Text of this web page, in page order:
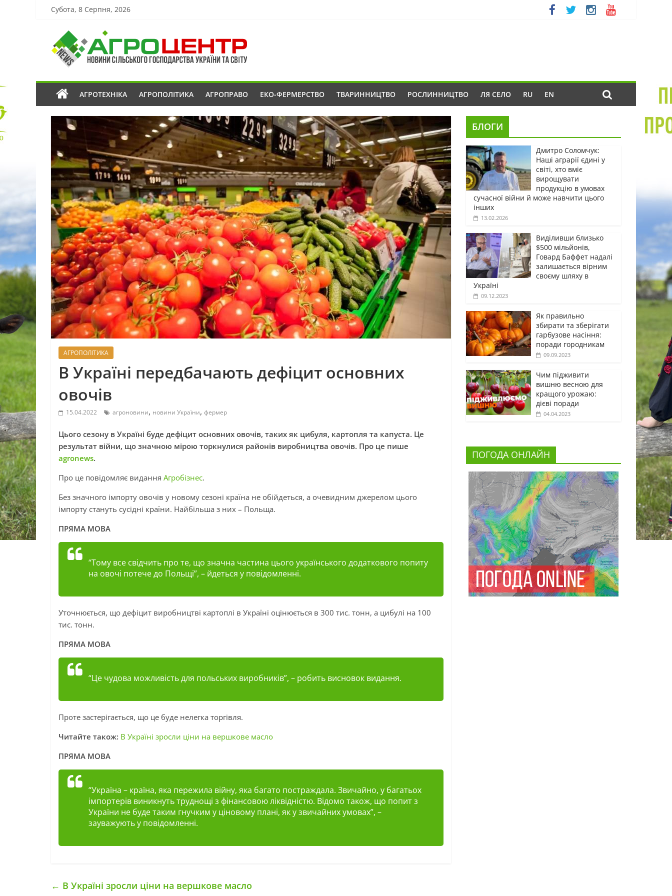
Субота, 8 Серпня, 2026
АГРОТЕХНІКА АГРОПОЛІТИКА АГРОПРАВО ЕКО-ФЕРМЕРСТВО ТВАРИННИЦТВО РОСЛИННИЦТВО ЛЯ СЕЛО RU EN
АГРОПОЛІТИКА
В Україні передбачають дефіцит основних
овочів
15.04.2022 агроновини, новини України, фермер
Цього сезону в Україні буде дефіцит основних овочів, таких як цибуля, картопля та капуста. Це
результат війни, що значною мірою торкнулися районів виробництва овочів. Про це пише
agronews.
Про це повідомляє видання Агробізнес.
Без значного імпорту овочів у новому сезоні країна не обійдеться, а очевидним джерелом цього
імпорту стануть сусідні країни. Найбільша з них – Польща.
ПРЯМА МОВА
“Тому все свідчить про те, що значна частина цього українського додаткового попиту
на овочі потече до Польщі”, – йдеться у повідомленні.
Уточнюється, що дефіцит виробництві картоплі в Україні оцінюється в 300 тис. тонн, а цибулі на 100
тис. тонн.
ПРЯМА МОВА
“Це чудова можливість для польських виробників”, – робить висновок видання.
Проте застерігається, що це буде нелегка торгівля.
Читайте також: В Україні зросли ціни на вершкове масло
ПРЯМА МОВА
“Україна – країна, яка пережила війну, яка багато постраждала. Звичайно, у багатьох
імпортерів виникнуть труднощі з фінансовою ліквідністю. Відомо також, що попит з
України не буде таким гнучким у ціновому плані, як у звичайних умовах”, –
зауважують у повідомленні.
← В Україні зросли ціни на вершкове масло
БЛОГИ
Дмитро Соломчук:
Наші аграрії єдині у
світі, хто вміє
вирощувати
продукцію в умовах
сучасної війни й може навчити цього
інших
13.02.2026
Виділивши близько
$500 мільйонів,
Говард Баффет надалі
залишається вірним
своєму шляху в
Україні
09.12.2023
Як правильно
збирати та зберігати
гарбузове насіння:
поради городникам
09.09.2023
Чим підживити
вишню весною для
кращого урожаю:
дієві поради
04.04.2023
ПОГОДА ОНЛАЙН